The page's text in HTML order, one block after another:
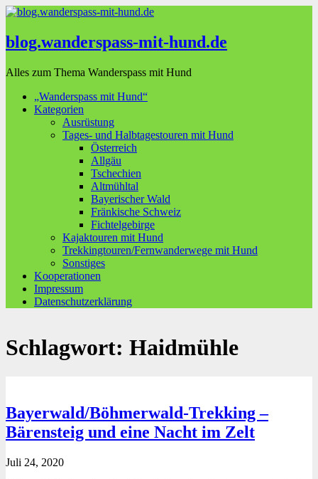
blog.wanderspass-mit-hund.de
Alles zum Thema Wanderspass mit Hund
„Wanderspass mit Hund“
Kategorien
Ausrüstung
Tages- und Halbtagestouren mit Hund
Österreich
Allgäu
Tschechien
Altmühltal
Bayerischer Wald
Fränkische Schweiz
Fichtelgebirge
Kajaktouren mit Hund
Trekkingtouren/Fernwanderwege mit Hund
Sonstiges
Kooperationen
Impressum
Datenschutzerklärung
Schlagwort: Haidmühle
Bayerwald/Böhmerwald-Trekking –
Bärensteig und eine Nacht im Zelt
Juli 24, 2020